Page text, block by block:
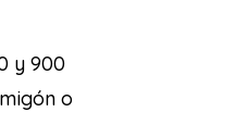
y 900
o